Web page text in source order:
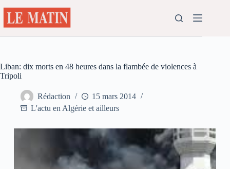
au
contenu
Liban: dix morts en 48 heures dans la flambée de violences à
Tripoli
Rédaction
15 mars 2014
L'actu en Algérie et ailleurs